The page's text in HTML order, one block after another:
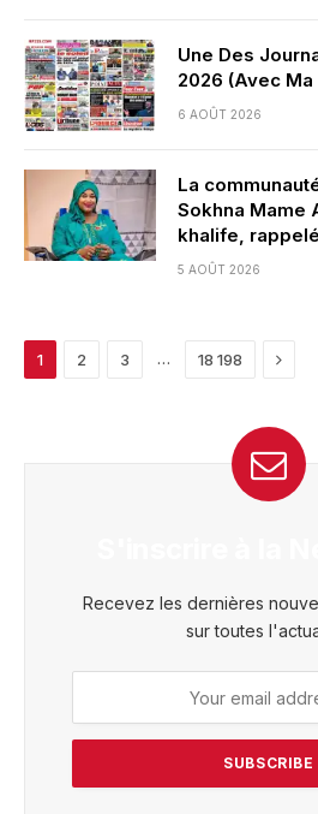
Une Des
2026 (Avec
6 AOÛT 2026
La
Sokhna Mame
khalife,
5 AOÛT 2026
1 2 3 … 18 198 Next
Recevez les dernières
sur toutes